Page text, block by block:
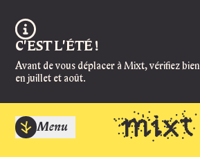
Information :
C'EST L'ÉTÉ !
Avant de vous déplacer à Mixt, vérifiez bien
en juillet et août.
Menu